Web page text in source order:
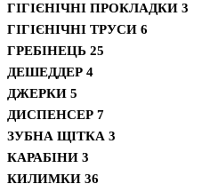
ГІГІЄНІЧНІ ПРОКЛАДКИ 3
ГІГІЄНІЧНІ ТРУСИ 6
ГРЕБІНЕЦЬ 25
ДЕШЕДДЕР 4
ДЖЕРКИ 5
ДИСПЕНСЕР 7
ЗУБНА ЩІТКА 3
КАРАБІНИ 3
КИЛИМКИ 36